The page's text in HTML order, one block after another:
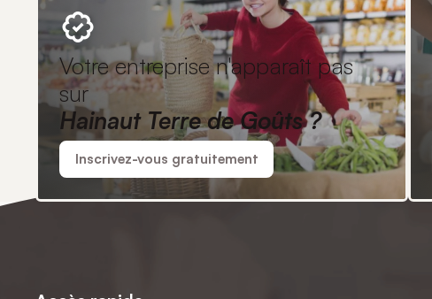
Votre entreprise n'apparaît pas
sur
Hainaut Terre de Goûts ?
Inscrivez-vous gratuitement